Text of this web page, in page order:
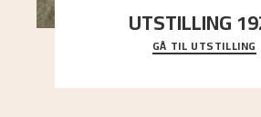
UTSTILLING
Då Astrup døydde i 1928, tok
Kaland og Simon Thorbjørnsen
GÅ TIL UTSTILLING